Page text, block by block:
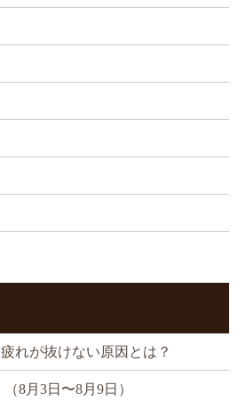
れが抜けない原因とは？
8月3日〜8月9日）